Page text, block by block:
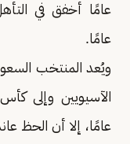
عامًا.
ويُعد المنتخب
عامًا، إلا أن الحظ